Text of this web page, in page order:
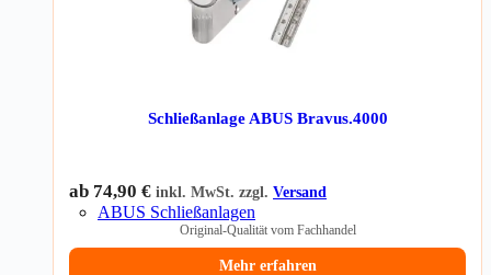
Schließanlage ABUS Bravus.4000
ab 74,90 € inkl. MwSt. zzgl. Versand
ABUS Schließanlagen
Original-Qualität vom Fachhandel
Mehr erfahren